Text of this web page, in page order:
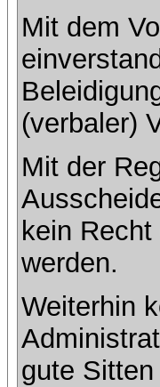
Mit dem
(verbaler)
Mit der
kein
werden.
Weiterhin
gute